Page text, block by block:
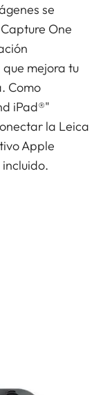
se
One
mejora tu
Como
iPad®"
la Leica
Apple